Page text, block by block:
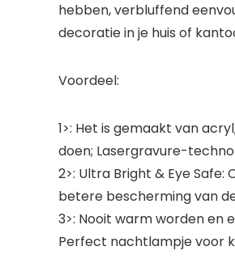
hebben, verbluffend
decoratie in je huis of
Voordeel:
1>: Het is gemaakt van
doen; Lasergravure-
2>: Ultra Bright & Eye
betere bescherming van
3>: Nooit warm worden en
Perfect nachtlampje voor